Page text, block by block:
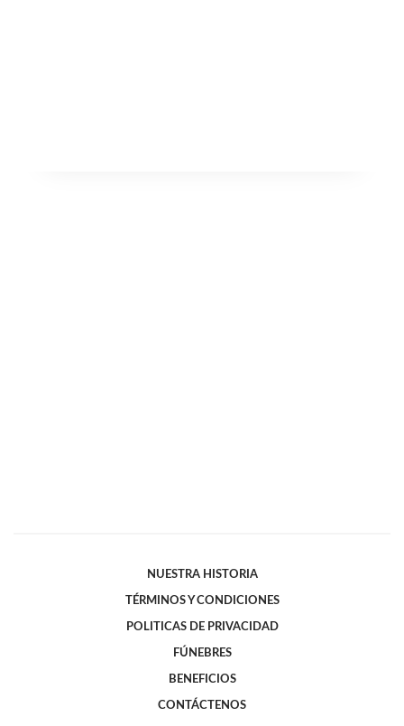
NUESTRA HISTORIA
TÉRMINOS Y CONDICIONES
POLITICAS DE PRIVACIDAD
FÚNEBRES
BENEFICIOS
CONTÁCTENOS